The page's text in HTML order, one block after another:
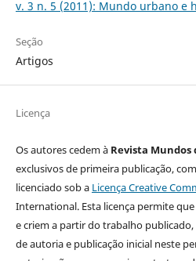
v. 3 n. 5 (2011): Mundo urbano e
Seção
Artigos
Licença
Os autores cedem à Revista Mundos
exclusivos de primeira publicação,
licenciado sob a Licença Creative
International. Esta licença permite que
e criem a partir do trabalho
de autoria e publicação inicial neste